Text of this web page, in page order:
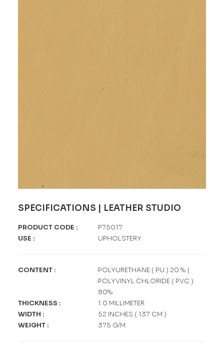
SPECIFICATIONS | LEATHER STUDIO
PRODUCT CODE :
P75017
USE : UPHOLSTERY
CONTENT :
POLYURETHANE ( PU ) 20 % |
POLYVINYL CHLORIDE ( PVC )
80%
THICKNESS :
1.0 MILLIMETER
WIDTH :
52 INCHES ( 137 CM )
WEIGHT : 375 G/M